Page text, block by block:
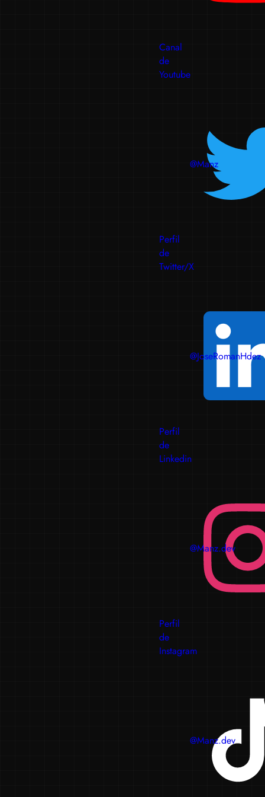
Canal
de
Youtube
@Manz
Perfil
de
Twitter/X
@JoseRomanHdez
Perfil
de
Linkedin
@Manz.dev
Perfil
de
Instagram
@Manz.dev